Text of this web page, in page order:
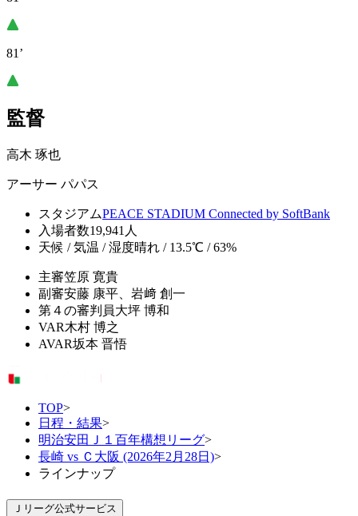
81’
監督
高木 琢也
アーサー パパス
スタジアムPEACE STADIUM Connected by SoftBank
入場者数19,941人
天候 / 気温 / 湿度晴れ / 13.5℃ / 63%
主審笠原 寛貴
副審安藤 康平、岩﨑 創一
第４の審判員大坪 博和
VAR木村 博之
AVAR坂本 晋悟
TOP>
日程・結果>
明治安田Ｊ１百年構想リーグ>
長崎 vs Ｃ大阪 (2026年2月28日)>
ラインナップ
Ｊリーグ公式サービス